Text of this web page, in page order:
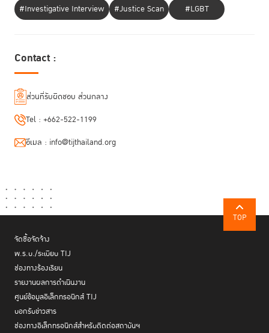
โดยสรุปแล้ว การเปลี่ยนผ่านสู่ดิจิทัลของมหาวิทยาลัยมหิดล ดำเนินการด้วย
ยุทธศาสตร์
การให้ People in the Loop เพื่อใช้ AI เป็นเครื่องมือเสริมศักยภาพมนุษย์
ให้คนมีความสามารถมากขึ้น ทำงานได้อย่างมีประสิทธิภาพมากขึ้น
ให้ความสำคัญกับการจัดทำแผนโครงสร้างทางธุรกิจ พิจารณาว่าองค์กร
ต้องการอะไร และต้องแก้ไขปัญหาอย่างไรจึงจะเกิดประสิทธิภาพ มีความคุ้มค่า
การลงทุนมากที่สุด
คำนึงถึงแนวคิดการป้องกันไซเบอร์อย่างไม่มีเงื่อนไข (Zero Trust
Architecture) เพื่อให้ระบบมีความปลอดภัยสูงสุดรวมทั้งรับชมการสาธิตวิธี
#Investigative Interview
#Justice Scan #LGBT
Contact :
ส่วนที่รับผิดชอบ ส่วนกลาง
Tel : +662-522-1199
อีเมล : info@tijthailand.org
TOP
จัดซื้อจัดจ้าง
พ.ร.บ./ระเบียบ TIJ
ช่องทางร้องเรียน
รายงานผลการดำเนินงาน
ศูนย์ข้อมูลอิเล็กทรอนิกส์ TIJ
บอกรับข่าวสาร
ช่องทางอิเล็กทรอนิกส์สำหรับติดต่อสถาบันฯ